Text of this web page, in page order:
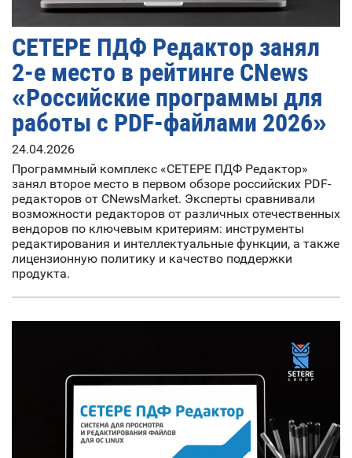
СЕТЕРЕ ПДФ Редактор занял
2-е место в рейтинге CNews
«Российские программы для
работы с PDF-файлами 2026»
24.04.2026
Программный комплекс «СЕТЕРЕ ПДФ Редактор»
занял второе место в первом обзоре российских PDF-
редакторов от CNewsMarket. Эксперты сравнивали
возможности редакторов от различных отечественных
вендоров по ключевым критериям: инструменты
редактирования и интеллектуальные функции, а также
лицензионную политику и качество поддержки
продукта.